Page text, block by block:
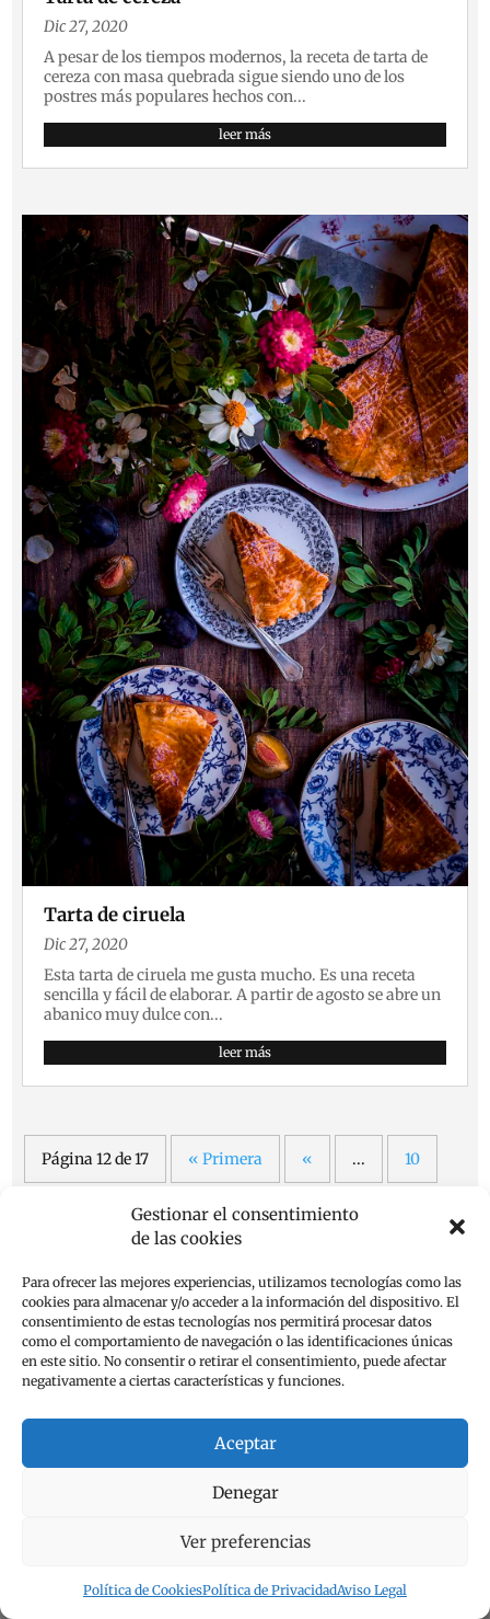
Gestionar el consentimiento
de las cookies
Para ofrecer las mejores experiencias, utilizamos tecnologías como las
cookies para almacenar y/o acceder a la información del dispositivo. El
consentimiento de estas tecnologías nos permitirá procesar datos
como el comportamiento de navegación o las identificaciones únicas
en este sitio. No consentir o retirar el consentimiento, puede afectar
negativamente a ciertas características y funciones.
Aceptar
Denegar
Ver preferencias
Política de CookiesPolítica de PrivacidadAviso Legal
Dic 27, 2020
A pesar de los tiempos modernos, la receta de tarta de
cereza con masa quebrada sigue siendo uno de los
postres más populares hechos con...
leer más
Tarta de ciruela
Dic 27, 2020
Esta tarta de ciruela me gusta mucho. Es una receta
sencilla y fácil de elaborar. A partir de agosto se abre un
abanico muy dulce con...
leer más
Página 12 de 17 « Primera « ... 10
13 14 ... »
1 Comentario